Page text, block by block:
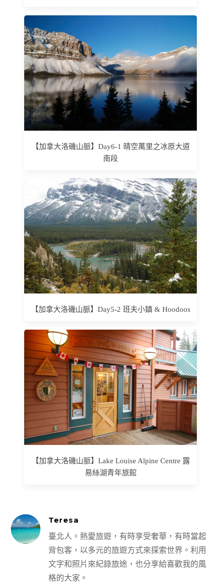
【加拿大洛磯山脈】Day6-1 晴空萬里之冰原大道
南段
【加拿大洛磯山脈】Day5-2 班夫小鎮 & Hoodoos
【加拿大洛磯山脈】Lake Louise Alpine Centre 露
易絲湖青年旅館
Teresa
臺北人。熱愛旅遊，有時享受奢華，有時當起
背包客，以多元的旅遊方式來探索世界。利用
文字和照片來紀錄旅途，也分享給喜歡我的風
格的大家。